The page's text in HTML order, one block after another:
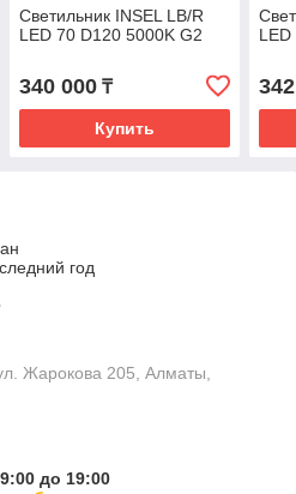
Светильник INSEL LB/R
LED 70 D120 5000K G2
340 000₸
Купить
год
Жарокова 205, Алматы,
до 19:00